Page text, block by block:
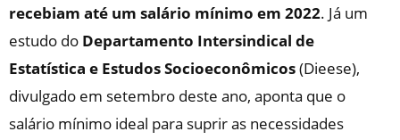
recebiam até um salário mínimo em 2022. Já um
estudo do Departamento Intersindical de
Estatística e Estudos Socioeconômicos(Dieese),
divulgado em setembro deste ano, aponta que o
salário mínimo ideal para suprir as necessidades